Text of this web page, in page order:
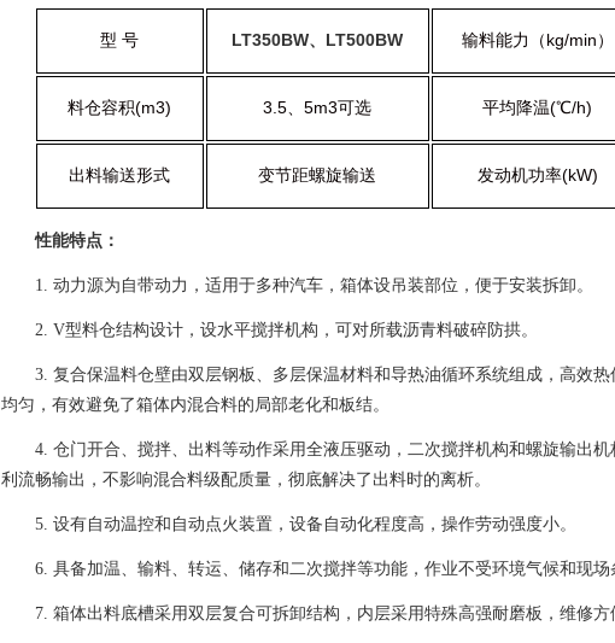
型 号 LT350BW、 LT500BW 输料能力（kg/min）
料仓容积(m3) 3.5、 5m3可选 平均降温(℃/h)
出料输送形式 变节距螺旋输送 发动机功率(kW)
性能特点：
1. 动力源为自带动力，适用于多种汽车，箱体设吊装部位，便于安装拆卸。
2. V型料仓结构设计，设水平搅拌机构，可对所载沥青料破碎防拱。
3. 复合保温料仓壁由双层钢板、多层保温材料和导热油循环系统组成，高效
均匀，有效避免了箱体内混合料的局部老化和板结。
4. 仓门开合、搅拌、出料等动作采用全液压驱动，二次搅拌机构和螺旋输出
利流畅输出，不影响混合料级配质量，彻底解决了出料时的离析。
5. 设有自动温控和自动点火装置，设备自动化程度高，操作劳动强度小。
6. 具备加温、输料、转运、储存和二次搅拌等功能，作业不受环境气候和现场
7. 箱体出料底槽采用双层复合可拆卸结构，内层采用特殊高强耐磨板，维修方